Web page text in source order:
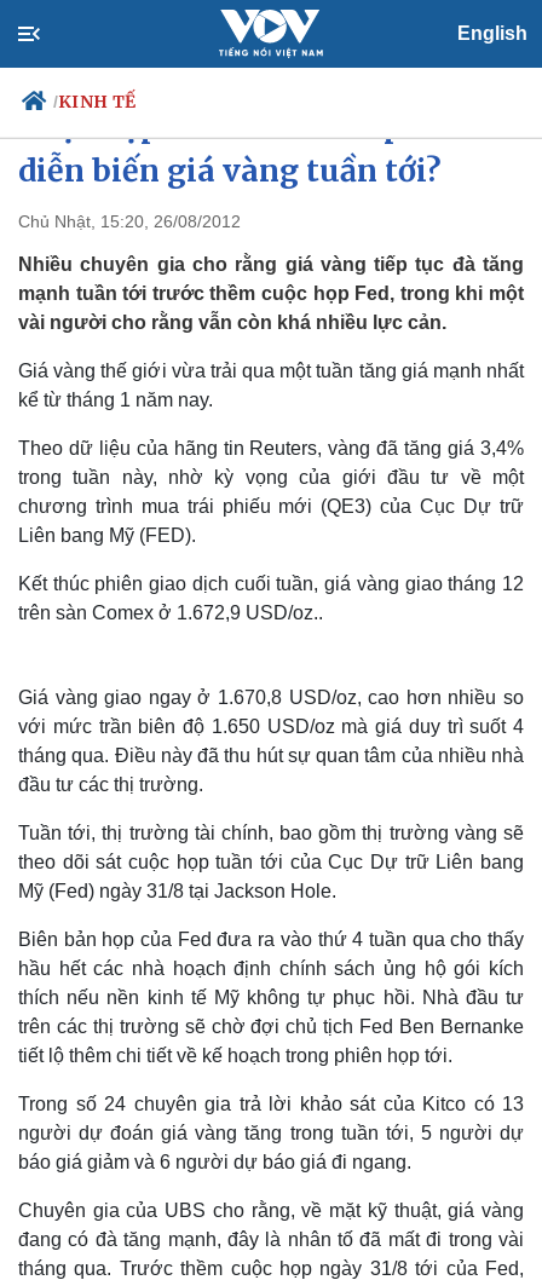
English
/KINH TẾ
Chính trị
Đảng
Tổ chức nhân sự
Quốc hội
Nhận diện sự thật
Tin 24h
Dự báo thời tiết
Giáo dục
Dấu ấn VOV
Việc làm
diễn biến giá vàng tuần tới?
Chủ Nhật, 15:20, 26/08/2012
Nhiều chuyên gia cho rằng giá vàng tiếp tục đà tăng
mạnh tuần tới trước thềm cuộc họp Fed, trong khi một
vài người cho rằng vẫn còn khá nhiều lực cản.
Giá vàng thế giới vừa trải qua một tuần tăng giá mạnh nhất
kể từ tháng 1 năm nay.
Theo dữ liệu của hãng tin Reuters, vàng đã tăng giá 3,4%
trong tuần này, nhờ kỳ vọng của giới đầu tư về một
chương trình mua trái phiếu mới (QE3) của Cục Dự trữ
Liên bang Mỹ (FED).
Kết thúc phiên giao dịch cuối tuần, giá vàng giao tháng 12
trên sàn Comex ở 1.672,9 USD/oz..
Giá vàng giao ngay ở 1.670,8 USD/oz, cao hơn nhiều so
với mức trần biên độ 1.650 USD/oz mà giá duy trì suốt 4
tháng qua. Điều này đã thu hút sự quan tâm của nhiều nhà
đầu tư các thị trường.
Tuần tới, thị trường tài chính, bao gồm thị trường vàng sẽ
theo dõi sát cuộc họp tuần tới của Cục Dự trữ Liên bang
Mỹ (Fed) ngày 31/8 tại Jackson Hole.
Biên bản họp của Fed đưa ra vào thứ 4 tuần qua cho thấy
hầu hết các nhà hoạch định chính sách ủng hộ gói kích
thích nếu nền kinh tế Mỹ không tự phục hồi. Nhà đầu tư
trên các thị trường sẽ chờ đợi chủ tịch Fed Ben Bernanke
tiết lộ thêm chi tiết về kế hoạch trong phiên họp tới.
Trong số 24 chuyên gia trả lời khảo sát của Kitco có 13
người dự đoán giá vàng tăng trong tuần tới, 5 người dự
báo giá giảm và 6 người dự báo giá đi ngang.
Chuyên gia của UBS cho rằng, về mặt kỹ thuật, giá vàng
đang có đà tăng mạnh, đây là nhân tố đã mất đi trong vài
tháng qua. Trước thềm cuộc họp ngày 31/8 tới của Fed,